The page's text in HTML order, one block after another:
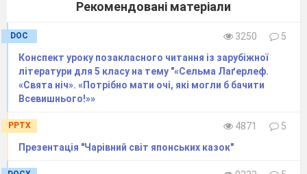
Рекомендовані матеріали
DOC 3250
5
Конспект уроку позакласного читання із зарубіжної
літератури для 5 класу на тему "«Сельма Лаґерлеф.
«Свята ніч». «Потрібно мати очі, які могли б бачити
Всевишнього!»»
PPTX 4871
5
Презентація "Чарівний світ японських казок"